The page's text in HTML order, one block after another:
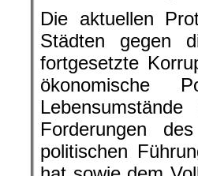
Die aktuellen
Städten gegen
fortgesetzte
ökonomische
Forderungen
politischen